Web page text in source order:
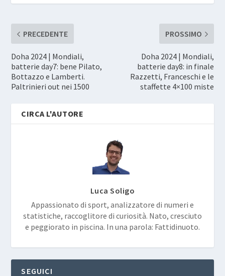
PRECEDENTE
Doha 2024 | Mondiali,
batterie day7: bene Pilato,
Bottazzo e Lamberti.
Paltrinieri out nei 1500
PROSSIMO
Doha 2024 | Mondiali,
batterie day8: in finale
Razzetti, Franceschi e le
staffette 4×100 miste
CIRCA L'AUTORE
Luca Soligo
Appassionato di sport, analizzatore di numeri e
statistiche, raccoglitore di curiosità. Nato, cresciuto
e peggiorato in piscina. In una parola: Fattidinuoto.
SEGUICI